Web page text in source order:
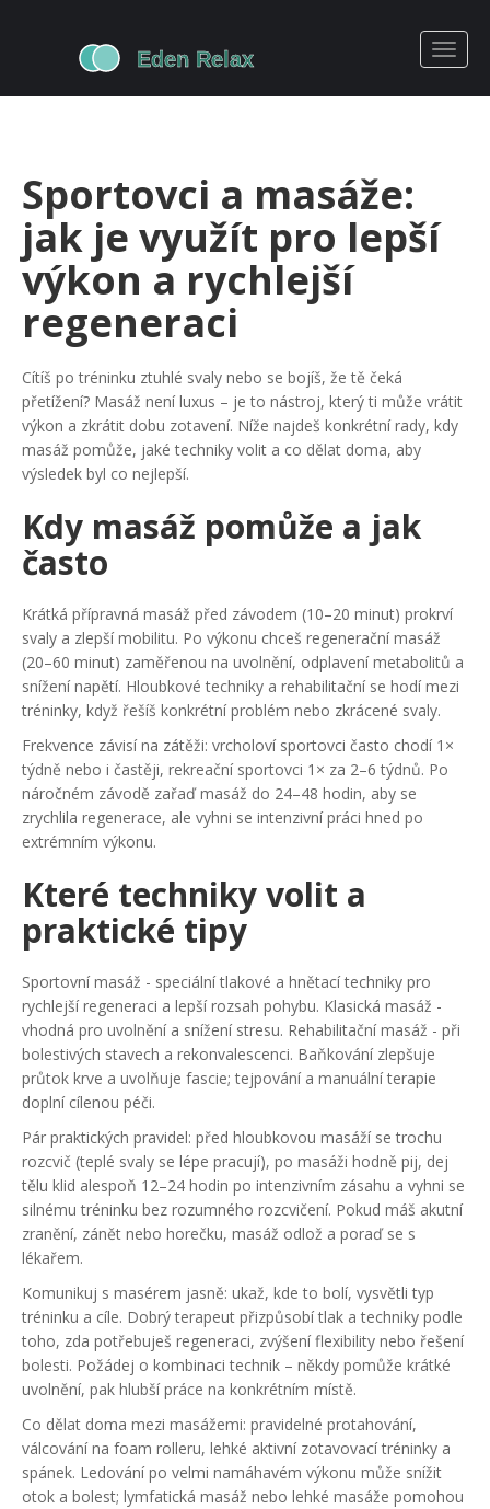
Sportovci a masáže:
jak je využít pro lepší
výkon a rychlejší
regeneraci
Cítíš po tréninku ztuhlé svaly nebo se bojíš, že tě čeká
přetížení? Masáž není luxus – je to nástroj, který ti může vrátit
výkon a zkrátit dobu zotavení. Níže najdeš konkrétní rady, kdy
masáž pomůže, jaké techniky volit a co dělat doma, aby
výsledek byl co nejlepší.
Kdy masáž pomůže a jak
často
Krátká přípravná masáž před závodem (10–20 minut) prokrví
svaly a zlepší mobilitu. Po výkonu chceš regenerační masáž
(20–60 minut) zaměřenou na uvolnění, odplavení metabolitů a
snížení napětí. Hloubkové techniky a rehabilitační se hodí mezi
tréninky, když řešíš konkrétní problém nebo zkrácené svaly.
Frekvence závisí na zátěži: vrcholoví sportovci často chodí 1×
týdně nebo i častěji, rekreační sportovci 1× za 2–6 týdnů. Po
náročném závodě zařaď masáž do 24–48 hodin, aby se
zrychlila regenerace, ale vyhni se intenzivní práci hned po
extrémním výkonu.
Které techniky volit a
praktické tipy
Sportovní masáž - speciální tlakové a hnětací techniky pro
rychlejší regeneraci a lepší rozsah pohybu. Klasická masáž -
vhodná pro uvolnění a snížení stresu. Rehabilitační masáž - při
bolestivých stavech a rekonvalescenci. Baňkování zlepšuje
průtok krve a uvolňuje fascie; tejpování a manuální terapie
doplní cílenou péči.
Pár praktických pravidel: před hloubkovou masáží se trochu
rozcvič (teplé svaly se lépe pracují), po masáži hodně pij, dej
tělu klid alespoň 12–24 hodin po intenzivním zásahu a vyhni se
silnému tréninku bez rozumného rozcvičení. Pokud máš akutní
zranění, zánět nebo horečku, masáž odlož a poraď se s
lékařem.
Komunikuj s masérem jasně: ukaž, kde to bolí, vysvětli typ
tréninku a cíle. Dobrý terapeut přizpůsobí tlak a techniky podle
toho, zda potřebuješ regeneraci, zvýšení flexibility nebo řešení
bolesti. Požádej o kombinaci technik – někdy pomůže krátké
uvolnění, pak hlubší práce na konkrétním místě.
Co dělat doma mezi masážemi: pravidelné protahování,
válcování na foam rolleru, lehké aktivní zotavovací tréninky a
spánek. Ledování po velmi namáhavém výkonu může snížit
otok a bolest; lymfatická masáž nebo lehké masáže pomohou